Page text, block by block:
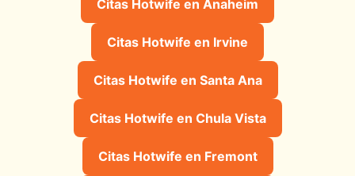
Citas Hotwife en Anaheim
Citas Hotwife en Irvine
Citas Hotwife en Santa Ana
Citas Hotwife en Chula Vista
Citas Hotwife en Fremont